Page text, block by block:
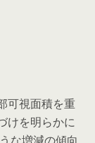
可視面積を重
けを明らかに